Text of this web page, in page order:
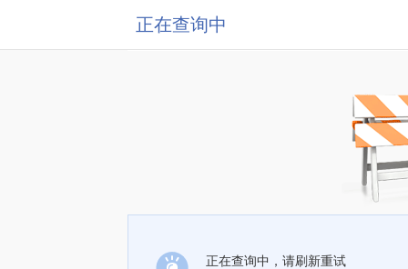
正在查询中
正在查询中，请刷新重试